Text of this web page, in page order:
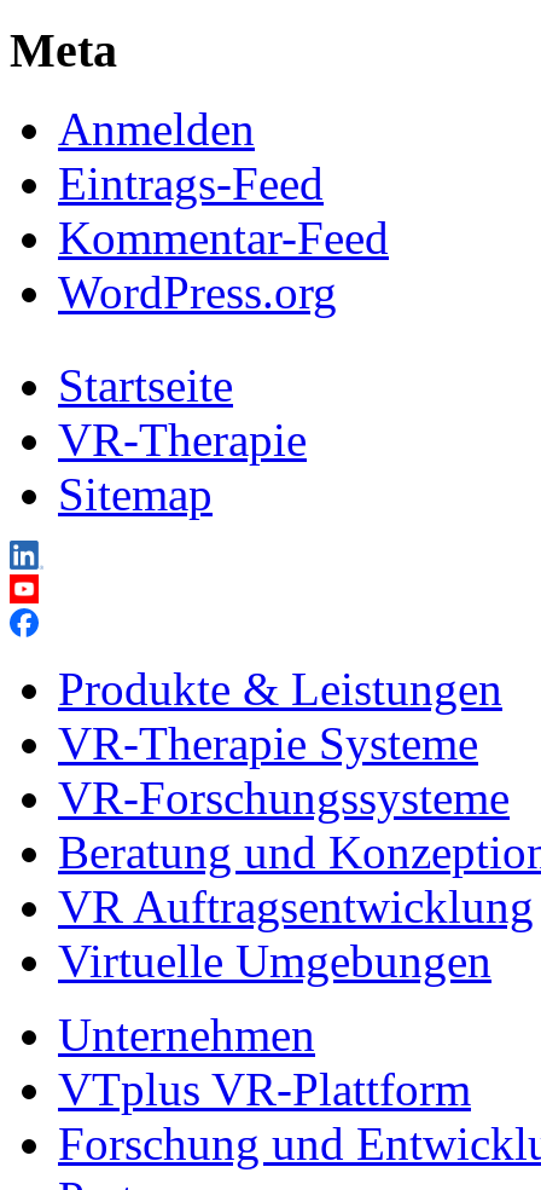
Meta
Anmelden
Eintrags-Feed
Kommentar-Feed
WordPress.org
Startseite
VR-Therapie
Sitemap
Produkte & Leistungen
VR-Therapie Systeme
VR-Forschungssysteme
Beratung und
VR Auftragsentwicklung
Virtuelle Umgebungen
Unternehmen
VTplus VR-Plattform
Forschung und